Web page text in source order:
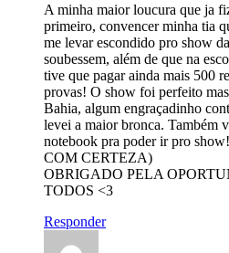
A minha maior loucura que ja
primeiro, convencer minha tia
me levar escondido pro show
soubessem, além de que na
tive que pagar ainda mais 500
provas! O show foi perfeito
Bahia, algum engraçadinho
levei a maior bronca. Também
notebook pra poder ir pro
COM CERTEZA)
OBRIGADO PELA
TODOS <3
Responder